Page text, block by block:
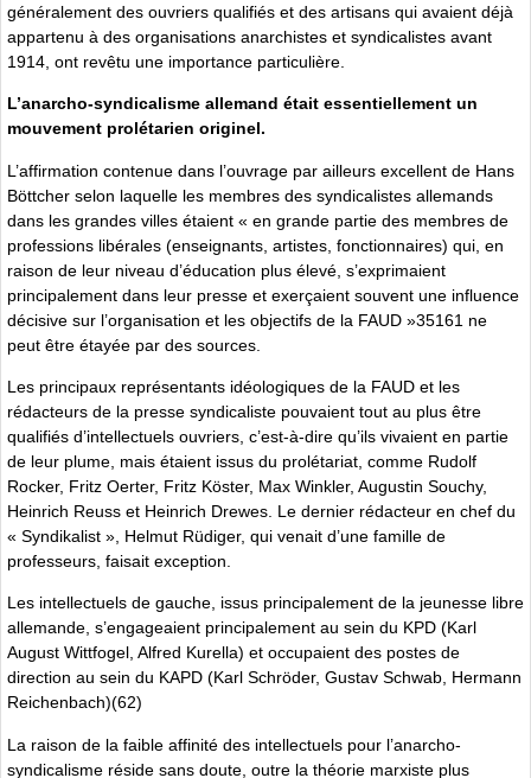
généralement des ouvriers qualifiés et des artisans qui avaient déjà
appartenu à des organisations anarchistes et syndicalistes avant
1914, ont revêtu une importance particulière.
L’anarcho-syndicalisme allemand était essentiellement un
mouvement prolétarien originel.
L’affirmation contenue dans l’ouvrage par ailleurs excellent de Hans
Böttcher selon laquelle les membres des syndicalistes allemands
dans les grandes villes étaient « en grande partie des membres de
professions libérales (enseignants, artistes, fonctionnaires) qui, en
raison de leur niveau d’éducation plus élevé, s’exprimaient
principalement dans leur presse et exerçaient souvent une influence
décisive sur l’organisation et les objectifs de la FAUD »35161 ne
peut être étayée par des sources.
Les principaux représentants idéologiques de la FAUD et les
rédacteurs de la presse syndicaliste pouvaient tout au plus être
qualifiés d’intellectuels ouvriers, c’est-à-dire qu’ils vivaient en partie
de leur plume, mais étaient issus du prolétariat, comme Rudolf
Rocker, Fritz Oerter, Fritz Köster, Max Winkler, Augustin Souchy,
Heinrich Reuss et Heinrich Drewes. Le dernier rédacteur en chef du
« Syndikalist », Helmut Rüdiger, qui venait d’une famille de
professeurs, faisait exception.
Les intellectuels de gauche, issus principalement de la jeunesse libre
allemande, s’engageaient principalement au sein du KPD (Karl
August Wittfogel, Alfred Kurella) et occupaient des postes de
direction au sein du KAPD (Karl Schröder, Gustav Schwab, Hermann
Reichenbach)(62)
La raison de la faible affinité des intellectuels pour l’anarcho-
syndicalisme réside sans doute, outre la théorie marxiste plus